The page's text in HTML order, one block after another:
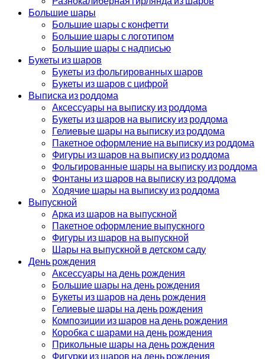
Большие шары
Большие шары с конфетти
Большие шары с логотипом
Большие шары с надписью
Букеты из шаров
Букеты из фольгированных шаров
Букеты из шаров с цифрой
Выписка из роддома
Аксессуары на выписку из роддома
Букеты из шаров на выписку из роддома
Гелиевые шары на выписку из роддома
Пакетное оформление на выписку из роддома
Фигуры из шаров на выписку из роддома
Фольгированные шары на выписку из роддома
Фонтаны из шаров на выписку из роддома
Ходячие шары на выписку из роддома
Выпускной
Арка из шаров на выпускной
Пакетное оформление выпускного
Фигуры из шаров на выпускной
Шары на выпускной в детском саду
День рождения
Аксессуары на день рождения
Большие шары на день рождения
Букеты из шаров на день рождения
Гелиевые шары на день рождения
Композиции из шаров на день рождения
Коробка с шарами на день рождения
Прикольные шары на день рождения
Фигурки из шаров на день рождения